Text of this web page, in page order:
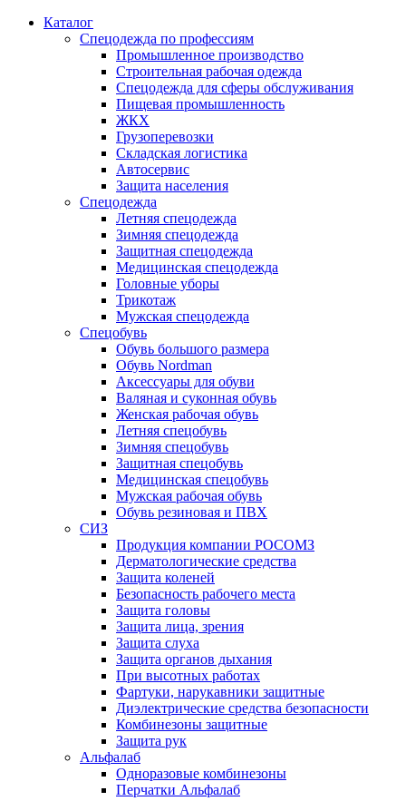
Каталог
Спецодежда по профессиям
Промышленное производство
Строительная рабочая одежда
Спецодежда для сферы обслуживания
Пищевая промышленность
ЖКХ
Грузоперевозки
Складская логистика
Автосервис
Защита населения
Спецодежда
Летняя спецодежда
Зимняя спецодежда
Защитная спецодежда
Медицинская спецодежда
Головные уборы
Трикотаж
Мужская спецодежда
Спецобувь
Обувь большого размера
Обувь Nordman
Аксессуары для обуви
Валяная и суконная обувь
Женская рабочая обувь
Летняя спецобувь
Зимняя спецобувь
Защитная спецобувь
Медицинская спецобувь
Мужская рабочая обувь
Обувь резиновая и ПВХ
СИЗ
Продукция компании РОСОМЗ
Дерматологические средства
Защита коленей
Безопасность рабочего места
Защита головы
Защита лица, зрения
Защита слуха
Защита органов дыхания
При высотных работах
Фартуки, нарукавники защитные
Диэлектрические средства безопасности
Комбинезоны защитные
Защита рук
Альфалаб
Одноразовые комбинезоны
Перчатки Альфалаб